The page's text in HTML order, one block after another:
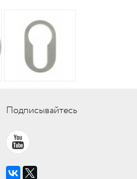
Подписывайтесь